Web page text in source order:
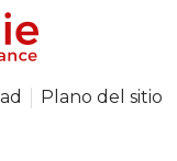
Plano del sitio